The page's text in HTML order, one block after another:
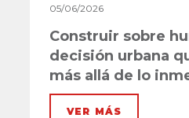
05/06/2026
Construir sobre
decisión urbana
más allá de lo
VER MÁS